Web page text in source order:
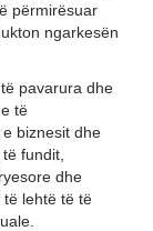
përmirësuar
ngarkesën
pavarura dhe
të
biznesit dhe
fundit,
dhe
të lehtë të të